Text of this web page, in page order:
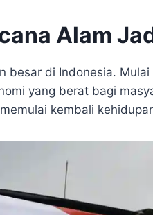
Alam
besar di Indonesia.
yang berat bagi
kembali